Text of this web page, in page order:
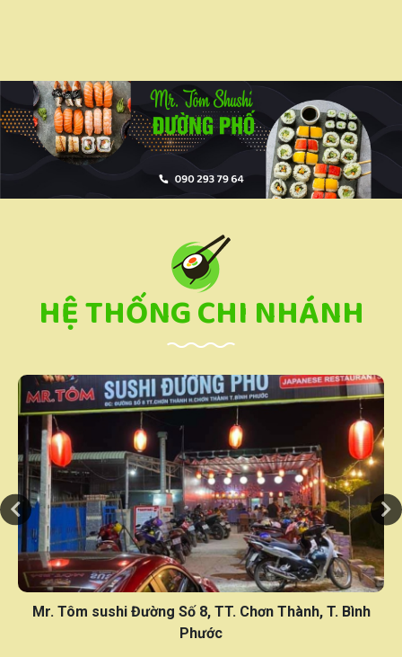
HỆ THỐNG CHI NHÁNH
Mr. Tôm sushi Đường Số 8, TT. Chơn Thành, T. Bình
Phước